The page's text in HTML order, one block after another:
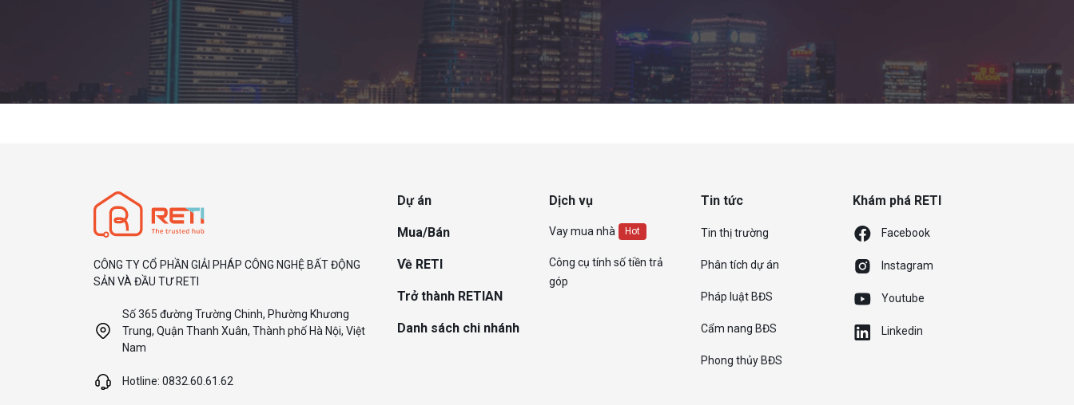
CÔNG TY CỔ PHẦN GIẢI PHÁP CÔNG NGHỆ BẤT ĐỘNG
SẢN VÀ ĐẦU TƯ RETI
Số 365 đường Trường Chinh, Phường Khương
Trung, Quận Thanh Xuân, Thành phố Hà Nội, Việt
Nam
Hotline: 0832.60.61.62
Dự án
Mua/Bán
Về RETI
Trở thành RETIAN
Danh sách chi nhánh
Dịch vụ
Vay mua nhà Hot
Công cụ tính số tiền trả
góp
Tin tức
Tin thị trường
Phân tích dự án
Pháp luật BĐS
Cẩm nang BĐS
Phong thủy BĐS
Khám phá RETI
Facebook
Instagram
Youtube
Linkedin